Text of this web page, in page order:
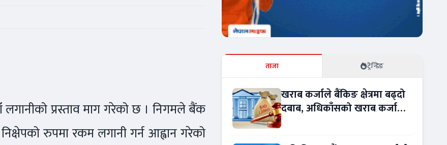
प्रस्ताव माग गरेको छ । निगमले बैंक
रुपमा रकम लगानी गर्न आह्वान गरेको
ताजा ट्रेन्डिङ
खराब कर्जाले बैंकिङ क्षेत्रमा बढ्दो
दबाब, अधिकाँसको खराब कर्जा